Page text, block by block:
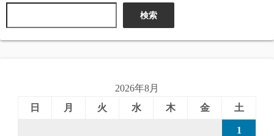
検索
2026年8月
日
月 火 水 木 金 土
1